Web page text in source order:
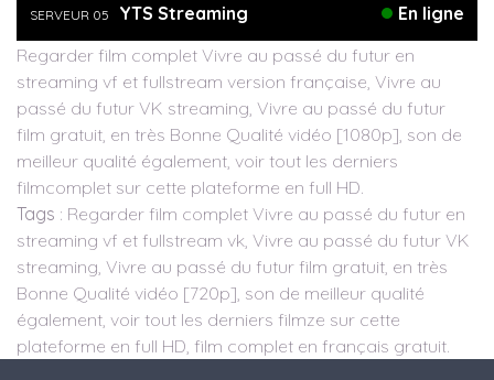
SERVEUR 05 YTS Streaming
En ligne
Regarder film complet Vivre au passé du futur en
streaming vf et fullstream version française, Vivre au
passé du futur VK streaming, Vivre au passé du futur
film gratuit, en très Bonne Qualité vidéo [1080p], son de
meilleur qualité également, voir tout les derniers
filmcomplet sur cette plateforme en full HD.
Tags : Regarder film complet Vivre au passé du futur en
streaming vf et fullstream vk, Vivre au passé du futur VK
streaming, Vivre au passé du futur film gratuit, en très
Bonne Qualité vidéo [720p], son de meilleur qualité
également, voir tout les derniers filmze sur cette
plateforme en full HD, film complet en français gratuit.